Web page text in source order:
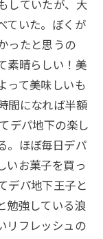
していたが、大
ていた。ぼくが
ったと思うの
素晴らしい！美
って美味しいも
間になれば半額
デパ地下の楽し
。ほぼ毎日デパ
いお菓子を買っ
デパ地下王子と
勉強している浪
リフレッシュの